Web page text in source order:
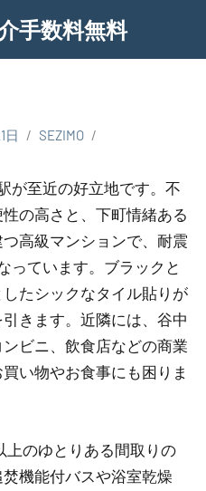
手数料無料
日 SEZIMO
が至近の好立地です。不
の高さと、下町情緒ある
高級マンションで、耐震
っています。ブラックと
たシックなタイル貼りが
きます。近隣には、谷中
ビニ、飲食店などの商業
い物やお食事にも困りま
上のゆとりある間取りの
機能付バスや浴室乾燥